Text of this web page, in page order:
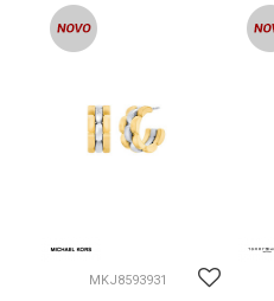
MKJ8593931